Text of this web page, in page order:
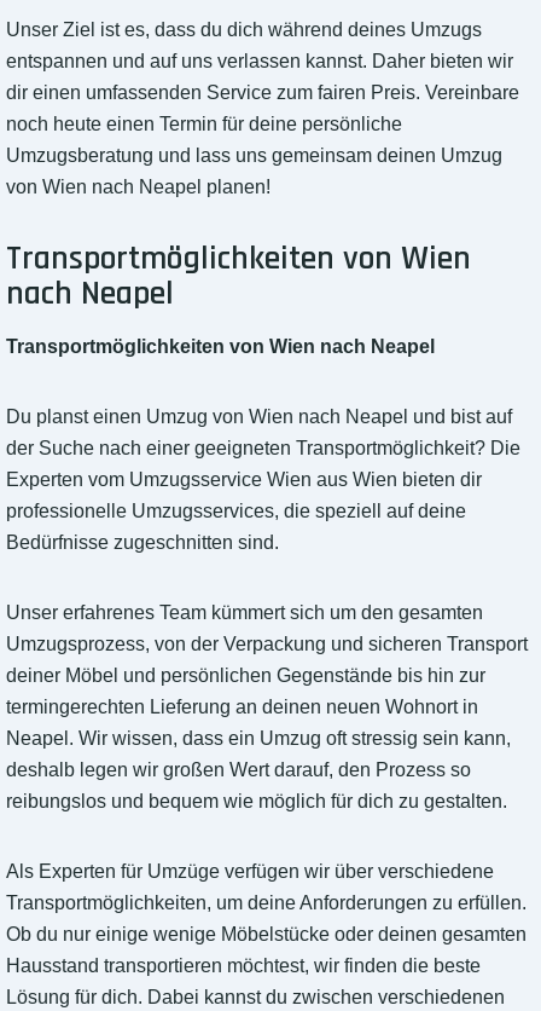
Unser Ziel ist es, dass du dich während deines Umzugs
entspannen und auf uns verlassen kannst. Daher bieten wir
dir einen umfassenden Service zum fairen Preis. Vereinbare
noch heute einen Termin für deine persönliche
Umzugsberatung und lass uns gemeinsam deinen Umzug
von Wien nach Neapel planen!
Transportmöglichkeiten von Wien
nach Neapel
Transportmöglichkeiten von Wien nach Neapel
Du planst einen Umzug von Wien nach Neapel und bist auf
der Suche nach einer geeigneten Transportmöglichkeit? Die
Experten vom Umzugsservice Wien aus Wien bieten dir
professionelle Umzugsservices, die speziell auf deine
Bedürfnisse zugeschnitten sind.
Unser erfahrenes Team kümmert sich um den gesamten
Umzugsprozess, von der Verpackung und sicheren Transport
deiner Möbel und persönlichen Gegenstände bis hin zur
termingerechten Lieferung an deinen neuen Wohnort in
Neapel. Wir wissen, dass ein Umzug oft stressig sein kann,
deshalb legen wir großen Wert darauf, den Prozess so
reibungslos und bequem wie möglich für dich zu gestalten.
Als Experten für Umzüge verfügen wir über verschiedene
Transportmöglichkeiten, um deine Anforderungen zu erfüllen.
Ob du nur einige wenige Möbelstücke oder deinen gesamten
Hausstand transportieren möchtest, wir finden die beste
Lösung für dich. Dabei kannst du zwischen verschiedenen